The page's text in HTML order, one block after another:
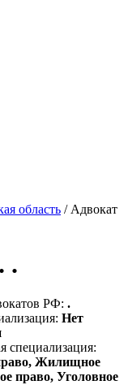
область / Адвокат
.
РФ: .
Нет
специализация:
Жилищное
право, Уголовное